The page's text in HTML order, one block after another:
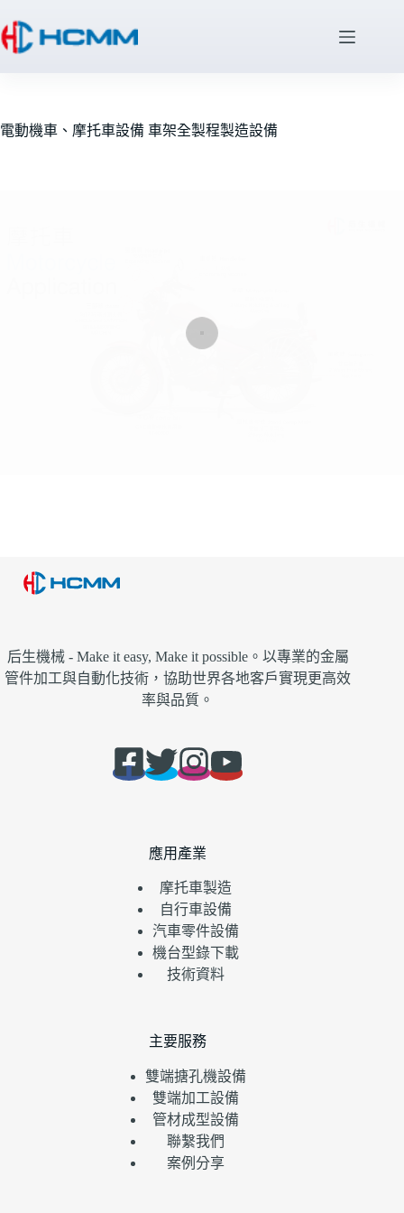
電動機車、摩托車設備 車架全製程製造設備
后生機械 - Make it easy, Make it possible。以專業的金屬
管件加工與自動化技術，協助世界各地客戶實現更高效
率與品質。
應用產業
摩托車製造
自行車設備
汽車零件設備
機台型錄下載
技術資料
主要服務
雙端搪孔機設備
雙端加工設備
管材成型設備
聯繫我們
案例分享